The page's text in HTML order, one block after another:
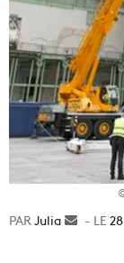
Julia
Envoyer